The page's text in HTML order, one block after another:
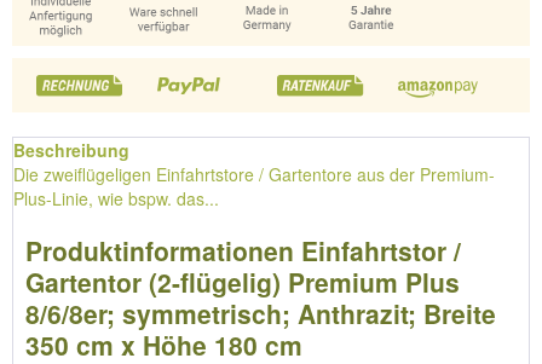
Beschreibung
Die zweiflügeligen Einfahrtstore / Gartentore aus der Premium-
Plus-Linie, wie bspw. das...
Produktinformationen Einfahrtstor /
Gartentor (2-flügelig) Premium Plus
8/6/8er; symmetrisch; Anthrazit; Breite
350 cm x Höhe 180 cm